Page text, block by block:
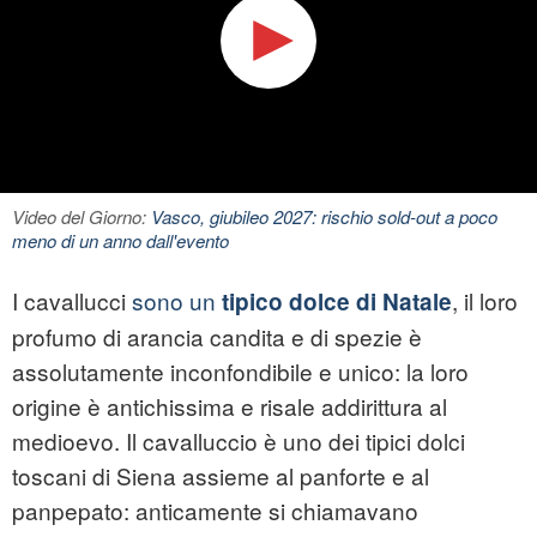
Video del Giorno: Vasco, giubileo 2027: rischio sold-out a poco
meno di un anno dall'evento
I cavallucci sono un tipico dolce di Natale, il loro
profumo di arancia candita e di spezie è
assolutamente inconfondibile e unico: la loro
origine è antichissima e risale addirittura al
medioevo. Il cavalluccio è uno dei tipici dolci
toscani di Siena assieme al panforte e al
panpepato: anticamente si chiamavano